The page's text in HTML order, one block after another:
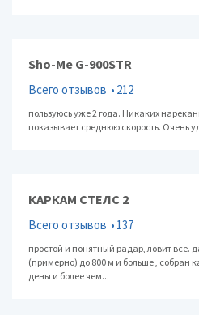
Sho-Me G-900STR
Всего отзывов 212
пользуюсь уже 2 года. Никаких
показывает среднюю скорость. Очень
КАРКАМ СТЕЛС 2
Всего отзывов 137
простой и понятный радар, ловит все.
(примерно) до 800 м и больше , собран
деньги более чем...